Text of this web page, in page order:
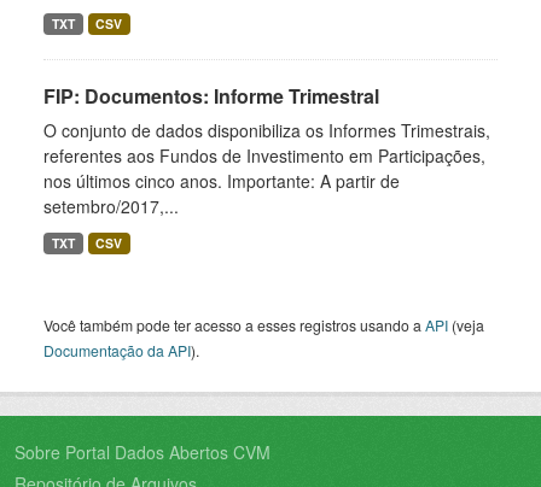
TXT CSV
FIP: Documentos: Informe Trimestral
O conjunto de dados disponibiliza os Informes Trimestrais,
referentes aos Fundos de Investimento em Participações,
nos últimos cinco anos. Importante: A partir de
setembro/2017,...
TXT CSV
Você também pode ter acesso a esses registros usando a API (veja
Documentação da API).
Sobre Portal Dados Abertos CVM